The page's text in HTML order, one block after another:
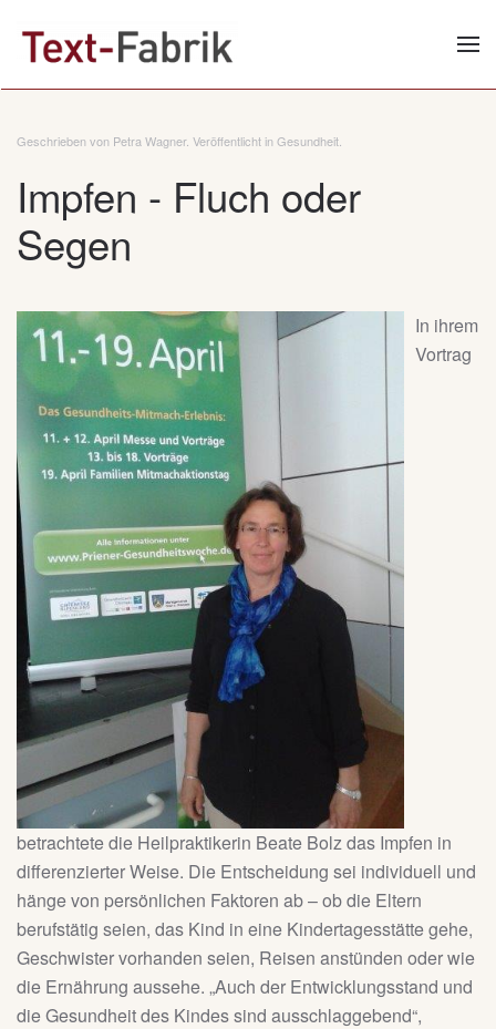
Zum Hauptinhalt springen
Geschrieben von Petra Wagner. Veröffentlicht inGesundheit
Impfen - Fluch oder
Segen
In ihrem
Vortrag
betrachtete die Heilpraktikerin Beate Bolz das Impfen in
differenzierter Weise. Die Entscheidung sei individuell und
hänge von persönlichen Faktoren ab – ob die Eltern
berufstätig seien, das Kind in eine Kindertagesstätte gehe,
Geschwister vorhanden seien, Reisen anstünden oder wie
die Ernährung aussehe. „Auch der Entwicklungsstand und
die Gesundheit des Kindes sind ausschlaggebend“,